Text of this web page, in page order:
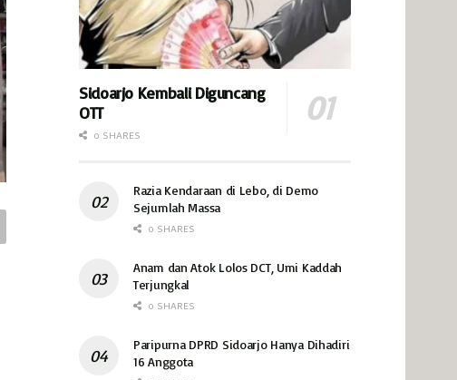
Sidoarjo Kembali Diguncang
OTT
0 SHARES
Razia Kendaraan di Lebo, di Demo
Sejumlah Massa
0 SHARES
Anam dan Atok Lolos DCT, Umi Kaddah
Terjungkal
0 SHARES
Paripurna DPRD Sidoarjo Hanya Dihadiri
16 Anggota